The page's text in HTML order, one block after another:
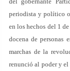
periodista y político
en los hechos del 1
docena de personas
marchas de la
renunció al poder y